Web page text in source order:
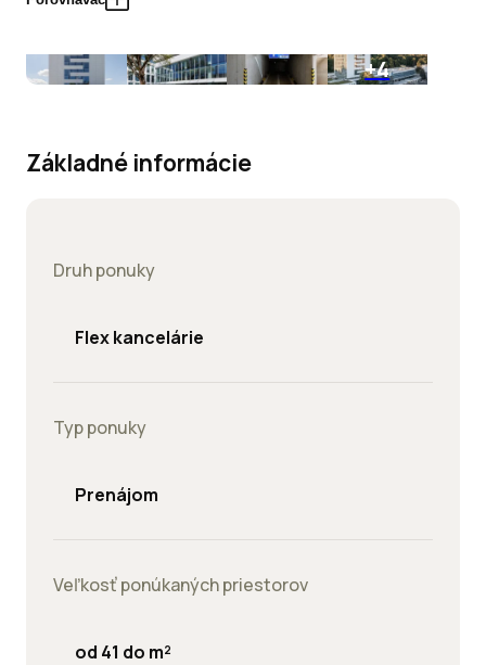
+4
Základné informácie
Druh ponuky
Flex kancelárie
Typ ponuky
Prenájom
Veľkosť ponúkaných priestorov
od 41 do m²